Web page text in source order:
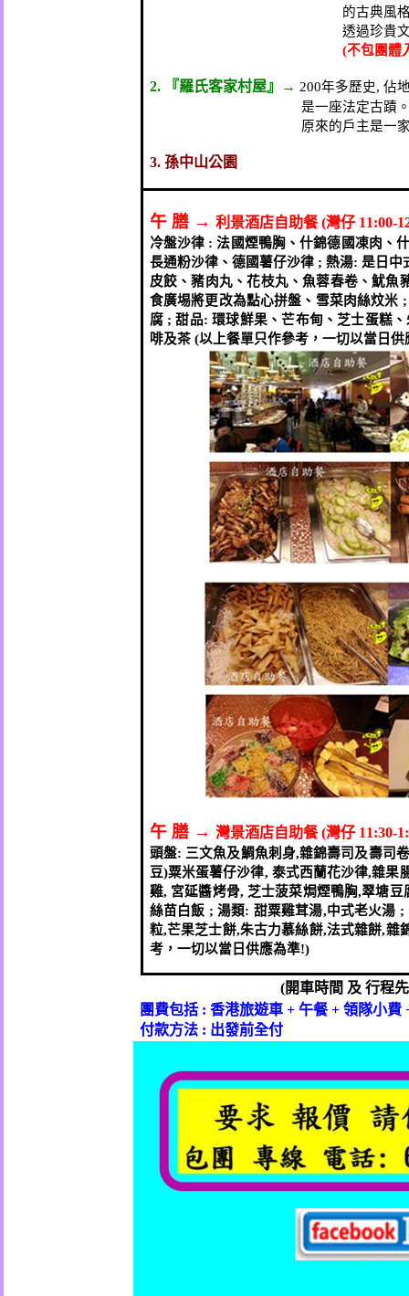
的古典風
透過珍貴
(不包團體
2. 『羅氏客家村屋』→ 200年多歷史, 佔
是一座法定古蹟
原來的戶主是一
3. 孫中山公園
午 膳 → 利景酒店自助餐(灣仔11:00-
冷盤沙律 :法國煙鴨胸、什錦德國凍肉、
長通粉沙律、德國薯仔沙律; 熱湯:是日中
皮餃、豬肉丸、花枝丸、魚蓉春卷、魷魚
食廣埸將更改為點心拼盤、雪菜肉絲炆米
腐 ;甜品:環球鮮果、芒布甸、芝士蛋糕
啡及茶(以上餐單只作參考，一切以當日供
午 膳 → 灣景酒店自助餐(灣仔11:30-
頭盤: 三文魚及鯛魚刺身,雜錦壽司及壽司卷
豆)粟米蛋薯仔沙律, 泰式西蘭花沙律,雜果
雞, 宮延醬烤骨, 芝士菠菜焗煙鴨胸,翠塘豆
絲苗白飯 ; 湯類: 甜粟雞茸湯,中式老火湯
粒,芒果芝士餅,朱古力慕絲餅,法式雜餅,雜
考，一切以當日供應為準!)
(開車時間 及 行程
團費包括 :香港旅遊車 +午餐+領隊小費
付款方法 : 出發前全付